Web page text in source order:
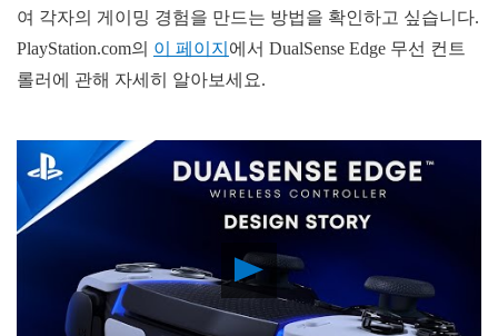
여 각자의 게이밍 경험을 만드는 방법을 확인하고 싶습니다.
PlayStation.com의 이 페이지 에서 DualSense Edge 무선 컨트
롤러에 관해 자세히 알아보세요.
Play
Video